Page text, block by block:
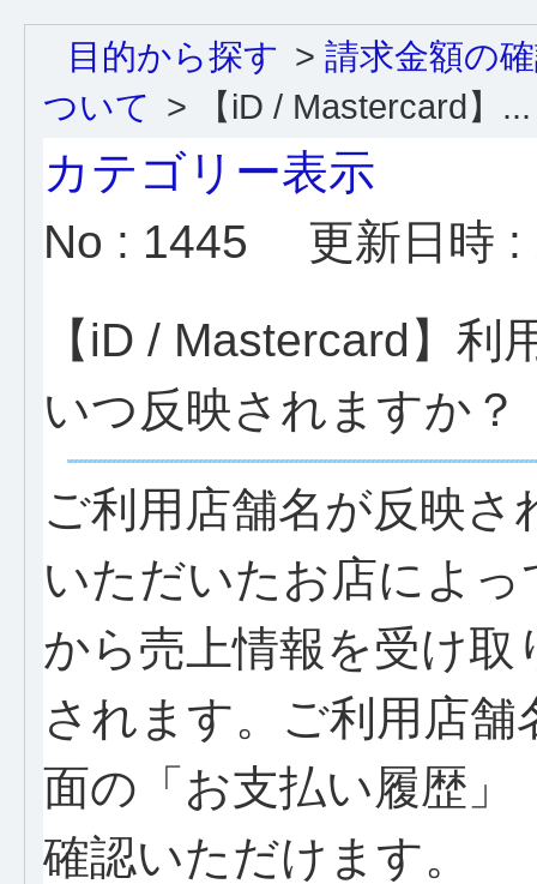
目的から探す > 請求金額の
ついて > 【iD / Mastercard】...
カテゴリー表示
No : 1445
更新日時
【iD / Mastercard】
いつ反映されますか？
ご利用店舗名が反映
いただいたお店によ
から売上情報を受け取
されます。ご利用店
面の「お支払い履歴」
確認いただけます。